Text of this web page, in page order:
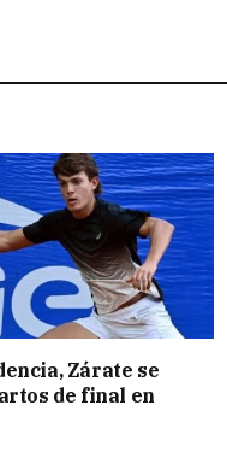
Zárate se
de final en